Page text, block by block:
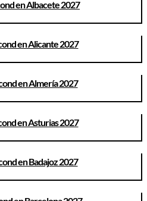
en Albacete 2027
en Alicante 2027
en Almería 2027
en Asturias 2027
en Badajoz 2027